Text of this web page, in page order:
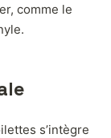
comme le
s’intègre